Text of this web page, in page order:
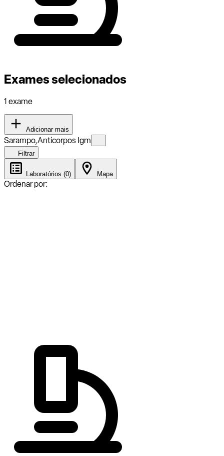
Exames selecionados
1 exame
Adicionar mais
Sarampo,Anticorpos Igm
Filtrar
Laboratórios (0) Mapa
Ordenar por: